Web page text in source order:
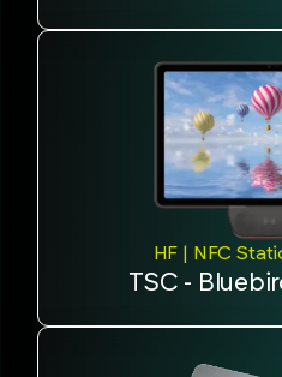
HF | NFC
TSC -